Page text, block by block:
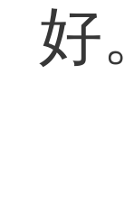
好。